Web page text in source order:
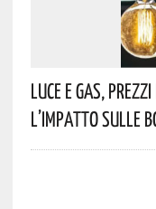
Luce E Gas,
L’impatto Sulle